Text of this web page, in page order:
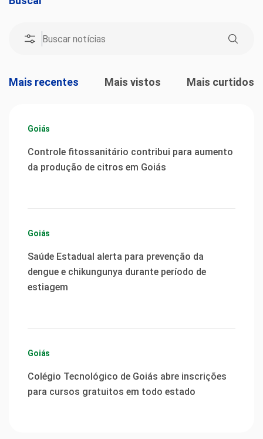
Mais recentes Mais vistos Mais curtidos
Goiás
Controle fitossanitário contribui para aumento
da produção de citros em Goiás
Goiás
Saúde Estadual alerta para prevenção da
dengue e chikungunya durante período de
estiagem
Goiás
Colégio Tecnológico de Goiás abre inscrições
para cursos gratuitos em todo estado